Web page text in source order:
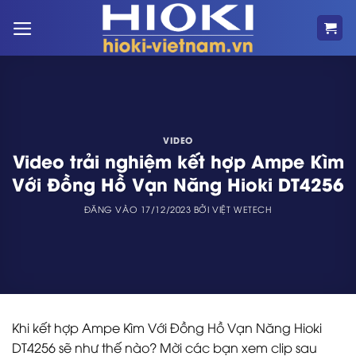
qua
VIDEO
Video trải nghiệm kết hợp Ampe Kìm
Với Đồng Hồ Vạn Năng Hioki DT4256
ĐĂNG VÀO 17/12/2023 BỞIVIỆT WETECH
Khi kết hợp Ampe Kìm Với Đồng Hồ Vạn Năng Hioki
DT4256 sẽ như thế nào? Mời các bạn xem clip sau